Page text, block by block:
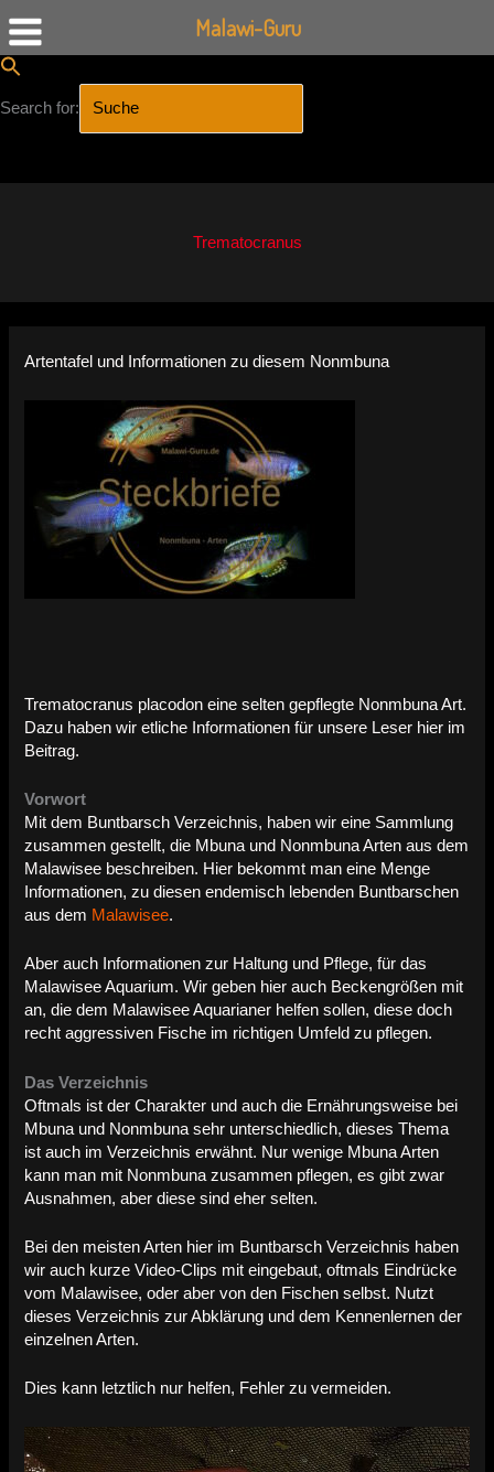
Search for:
Trematocranus
Artentafel und Informationen zu diesem Nonmbuna
Trematocranus placodon eine selten gepflegte Nonmbuna Art.
Dazu haben wir etliche Informationen für unsere Leser hier im
Beitrag.
Vorwort
Mit dem Buntbarsch Verzeichnis, haben wir eine Sammlung
zusammen gestellt, die Mbuna und Nonmbuna Arten aus dem
Malawisee beschreiben. Hier bekommt man eine Menge
Informationen, zu diesen endemisch lebenden Buntbarschen
aus dem Malawisee.
Aber auch Informationen zur Haltung und Pflege, für das
Malawisee Aquarium. Wir geben hier auch Beckengrößen mit
an, die dem Malawisee Aquarianer helfen sollen, diese doch
recht aggressiven Fische im richtigen Umfeld zu pflegen.
Das Verzeichnis
Oftmals ist der Charakter und auch die Ernährungsweise bei
Mbuna und Nonmbuna sehr unterschiedlich, dieses Thema
ist auch im Verzeichnis erwähnt. Nur wenige Mbuna Arten
kann man mit Nonmbuna zusammen pflegen, es gibt zwar
Ausnahmen, aber diese sind eher selten.
Bei den meisten Arten hier im Buntbarsch Verzeichnis haben
wir auch kurze Video-Clips mit eingebaut, oftmals Eindrücke
vom Malawisee, oder aber von den Fischen selbst. Nutzt
dieses Verzeichnis zur Abklärung und dem Kennenlernen der
einzelnen Arten.
Dies kann letztlich nur helfen, Fehler zu vermeiden.
Malawi-Guru